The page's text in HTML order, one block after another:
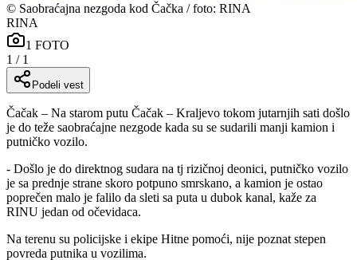
© Saobraćajna nezgoda kod Čačka / foto: RINA
RINA
1 FOTO
1 / 1
Podeli vest
Čačak – Na starom putu Čačak – Kraljevo tokom jutarnjih sati došlo
je do teže saobraćajne nezgode kada su se sudarili manji kamion i
putničko vozilo.
- Došlo je do direktnog sudara na tj rizičnoj deonici, putničko vozilo
je sa prednje strane skoro potpuno smrskano, a kamion je ostao
poprečen malo je falilo da sleti sa puta u dubok kanal, kaže za
RINU jedan od očevidaca.
Na terenu su policijske i ekipe Hitne pomoći, nije poznat stepen
povreda putnika u vozilima.